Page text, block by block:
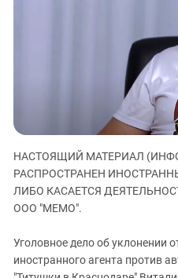
Карачаево-Черкесия
Краснодарский край
Нагорный Карабах
Ростовская область
СКФО
НАСТОЯЩИЙ МАТЕРИАЛ
РАСПРОСТРАНЕН
ЛИБО КАСАЕТСЯ
ООО "МЕМО".
Уголовное дело об уклонении
иностранного агента против